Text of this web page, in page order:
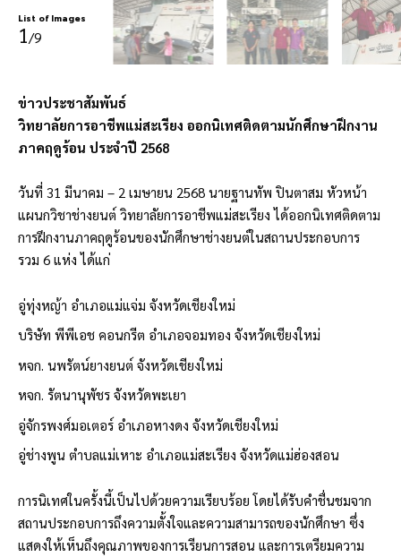
List of Images
1/9
ข่าวประชาสัมพันธ์
วิทยาลัยการอาชีพแม่สะเรียง ออกนิเทศติดตามนักศึกษาฝึกงาน
ภาคฤดูร้อน ประจำปี 2568
วันที่ 31 มีนาคม – 2 เมษายน 2568 นายฐานทัพ ปินตาสม หัวหน้า
แผนกวิชาช่างยนต์ วิทยาลัยการอาชีพแม่สะเรียง ได้ออกนิเทศติดตาม
การฝึกงานภาคฤดูร้อนของนักศึกษาช่างยนต์ในสถานประกอบการ
รวม 6 แห่ง ได้แก่
อู่ทุ่งหญ้า อำเภอแม่แจ่ม จังหวัดเชียงใหม่
บริษัท พีพีเอช คอนกรีต อำเภอจอมทอง จังหวัดเชียงใหม่
หจก. นพรัตน์ยางยนต์ จังหวัดเชียงใหม่
หจก. รัตนานุพัชร จังหวัดพะเยา
อู่จักรพงศ์มอเตอร์ อำเภอหางดง จังหวัดเชียงใหม่
อู่ช่างพูน ตำบลแม่เหาะ อำเภอแม่สะเรียง จังหวัดแม่ฮ่องสอน
การนิเทศในครั้งนี้เป็นไปด้วยความเรียบร้อย โดยได้รับคำชื่นชมจาก
สถานประกอบการถึงความตั้งใจและความสามารถของนักศึกษา ซึ่ง
แสดงให้เห็นถึงคุณภาพของการเรียนการสอน และการเตรียมความ